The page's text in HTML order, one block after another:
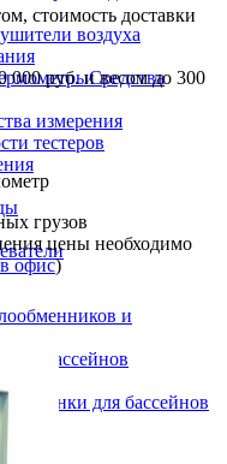
воздуха
Средства
измерения
тестеров
и
бассейнов
плёнки для бассейнов
стоимость доставки
000 руб. и весом до 300
грузов
цены необходимо
офис)